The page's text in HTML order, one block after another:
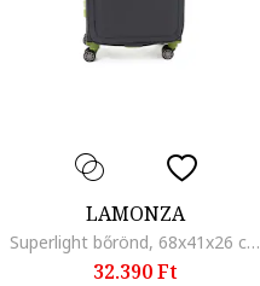
LAMONZA
Superlight bőrönd, 68x41x26 cm, 3.1 kg, 30% bővíthető, Szürke/Zöld
32.390 Ft